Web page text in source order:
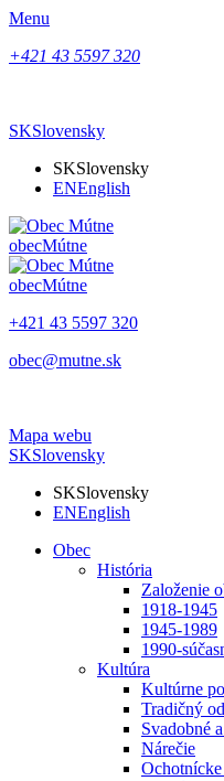
Menu
+421 43 5597 320
SKSlovensky
SKSlovensky
ENEnglish
obecMútne
obecMútne
+421 43 5597 320
obec@mutne.sk
Mapa webu
SKSlovensky
SKSlovensky
ENEnglish
Obec
História
Založenie
1918-1945
1945-1989
1990-
Kultúra
Kultúrne
Tradičný
Svadobné
Nárečie